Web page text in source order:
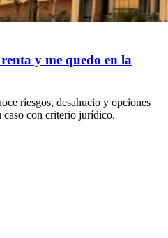
y me quedo en la
riesgos, desahucio y opciones
caso con criterio jurídico.